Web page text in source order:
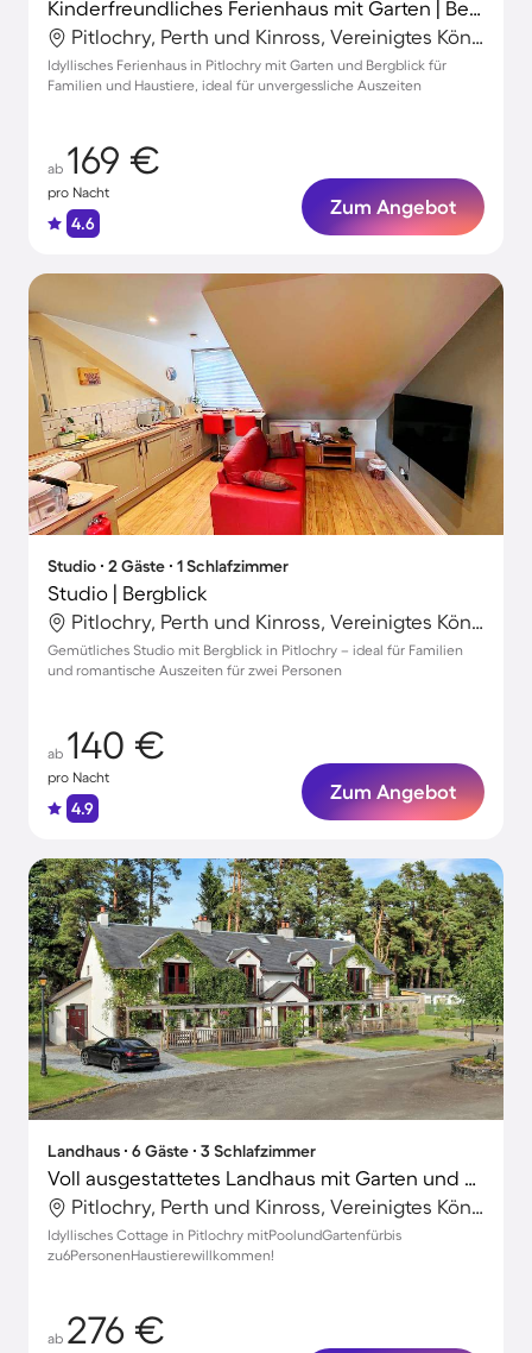
Kinderfreundliches Ferienhaus mit Garten | Bergblick | Haustierfreundlich
Pitlochry, Perth und Kinross, Vereinigtes Königreich
Idyllisches Ferienhaus in Pitlochry mit Garten und Bergblick für
Familien und Haustiere, ideal für unvergessliche Auszeiten
ab 169 €
pro Nacht
4.6
Zum Angebot
Studio ∙ 2 Gäste ∙ 1 Schlafzimmer
Studio | Bergblick
Pitlochry, Perth und Kinross, Vereinigtes Königreich
Gemütliches Studio mit Bergblick in Pitlochry – ideal für Familien
und romantische Auszeiten für zwei Personen
ab 140 €
pro Nacht
4.9
Zum Angebot
Landhaus ∙ 6 Gäste ∙ 3 Schlafzimmer
Voll ausgestattetes Landhaus mit Garten und Pool | Seeblick | Hunde erlaubt
Pitlochry, Perth und Kinross, Vereinigtes Königreich
Idyllisches Cottage in Pitlochry mitPoolundGartenfürbis
zu6PersonenHaustierewillkommen!
ab 276 €